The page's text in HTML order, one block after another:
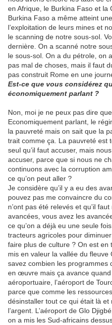
en Afrique, le Burkina Faso et la
Burkina Faso a même atteint
l’exploitation de leurs mines et
le scanning de notre sous-sol.
dernière. On a scanné notre
le sous-sol. On a du pétrole, on
pas mal de choses, mais il faut
pas construit Rome en une
Est-ce que vous considérez
économiquement parlant ?
Non, moi je ne peux pas dire
Economiquement parlant, le
la pauvreté mais on sait que la
trait comme ça. La pauvreté est
seul qu’il faut accuser, mais
accuser, parce que si nous ne
continuons avec la corruption
ce qu’on peut aller ?
Je considère qu’il y a eu des
pouvez pas me convaincre du
n’ont pas été relevés et qu’il
avancées, vous avez les
ce qu’on a déjà eu une seule
tracteurs agricoles pour
faire plus de culture ? On est en
mis en valeur la vallée du
savez combien les programmes
en œuvre mais ça avance
aéroportuaire, l’aéroport de
parce que comme les
désinstaller tout ce qui était là et
l’argent. L’aéroport de Glo
on a mis les Sud-africains